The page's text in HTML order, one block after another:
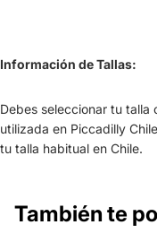
Información de Tallas:
Debes seleccionar tu talla
utilizada en Piccadilly
tu talla habitual en Chile.
También te